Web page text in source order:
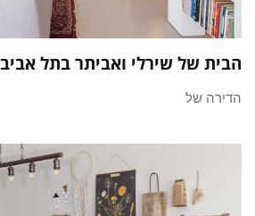
הבית של שירלי ואביתר בתל אביב
הדירה של